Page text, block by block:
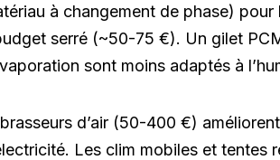
à changement de phase)
serré (~50-75 €). Un gilet
sont moins adaptés à
d’air (50-400 €)
Les clim mobiles et